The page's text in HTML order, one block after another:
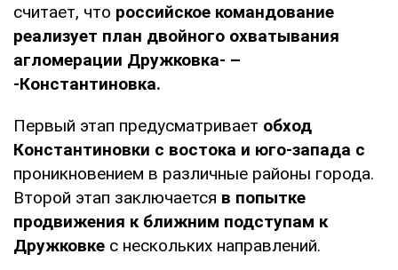
считает, что российское командование
реализует план двойного охватывания
агломерации Дружковка- –
-Константиновка.
Первый этап предусматривает обход
Константиновки с востока и юго-запада с
проникновением в различные районы города.
Второй этап заключается в попытке
продвижения к ближним подступам к
Дружковке с нескольких направлений.